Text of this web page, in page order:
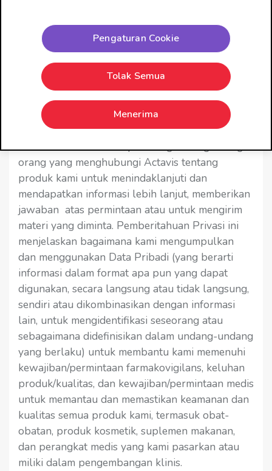
Pengontrol Data, yang merupakan afiliasi lokal
di negara Anda.
Actavis dan privasi Anda
Memastikan keselamatan pasien adalah sangat
penting bagi Actavis dan kami menganggap
serius penggunaan semua produk kami dengan
aman. Actavis harus dapat menghubungi orang-
orang yang menghubungi Actavis tentang
produk kami untuk menindaklanjuti dan
mendapatkan informasi lebih lanjut, memberikan
jawaban atas permintaan atau untuk mengirim
materi yang diminta. Pemberitahuan Privasi ini
menjelaskan bagaimana kami mengumpulkan
dan menggunakan Data Pribadi (yang berarti
informasi dalam format apa pun yang dapat
digunakan, secara langsung atau tidak langsung,
sendiri atau dikombinasikan dengan informasi
lain, untuk mengidentifikasi seseorang atau
sebagaimana didefinisikan dalam undang-undang
yang berlaku) untuk membantu kami memenuhi
kewajiban/permintaan farmakovigilans, keluhan
produk/kualitas, dan kewajiban/permintaan medis
untuk memantau dan memastikan keamanan dan
kualitas semua produk kami, termasuk obat-
obatan, produk kosmetik, suplemen makanan,
dan perangkat medis yang kami pasarkan atau
miliki dalam pengembangan klinis.
Pengaturan Cookie
Tolak Semua
Menerima